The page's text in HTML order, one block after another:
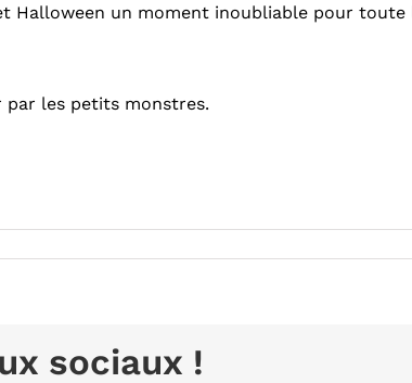
Halloween un moment inoubliable pour toute
par les petits monstres.
sociaux !